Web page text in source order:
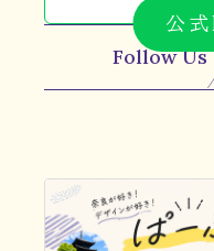
公
Follow Us